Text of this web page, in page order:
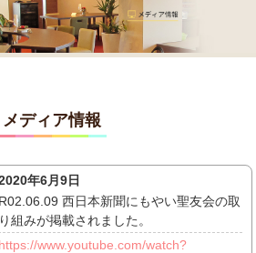
メディア情報
年6月9日
R02.06.09 西日本新聞にもやい聖友会の取
り組みが掲載されました。
https://www.youtube.com/watch?